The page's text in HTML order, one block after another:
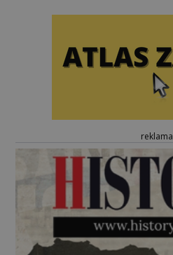
reklama